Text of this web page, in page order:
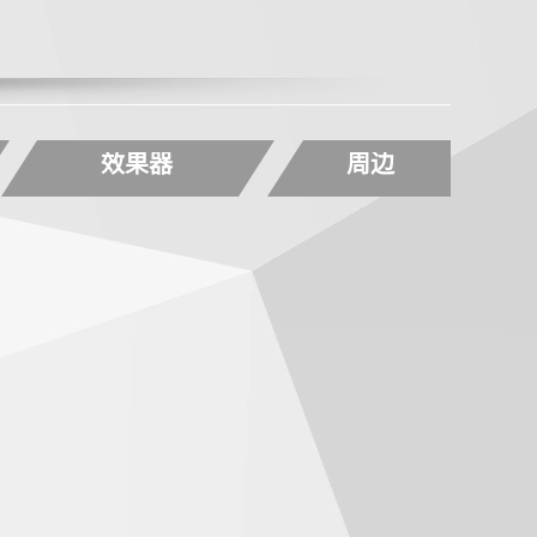
效果器 周边